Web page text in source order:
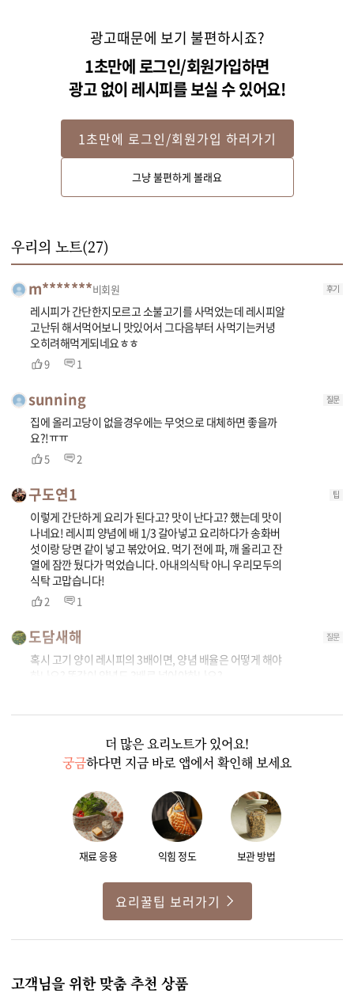
볼에 나머지 재료를 모두 넣고 골고루 섞어 양념을 만들어주세요.
광고때문에 보기 불편하시죠?
1초만에 로그인/회원가입하면
광고 없이 레시피를 보실 수 있어요!
1초만에 로그인/회원가입 하러가기
그냥 불편하게 볼래요
우리의 노트(27)
m*******비회원 후기
레시피가 간단한지모르고 소불고기를 사먹었는데 레시피알
고난뒤 해서먹어보니 맛있어서 그다음부터 사먹기는커녕
오히려해먹게되네요ㅎㅎ
9 1
sunning 질문
집에 올리고당이 없을경우에는 무엇으로 대체하면 좋을까
요?!ㅠㅠ
5 2
구도연1 팁
이렇게 간단하게 요리가 된다고? 맛이 난다고? 했는데 맛이
나네요! 레시피 양념에 배 1/3 갈아넣고 요리하다가 송화버
섯이랑 당면 같이 넣고 볶았어요. 먹기 전에 파, 깨 올리고 잔
열에 잠깐 뒀다가 먹었습니다. 아내의식탁 아니 우리모두의
식탁 고맙습니다!
2 1
도담새해 질문
혹시 고기 양이 레시피의 3배이면, 양념 배율은 어떻게 해야
더 많은 요리노트가 있어요!
궁금하다면 지금 바로 앱에서 확인해 보세요
재료 응용 익힘 정도 보관 방법
요리꿀팁 보러가기
고객님을 위한 맞춤 추천 상품